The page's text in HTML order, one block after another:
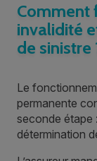
Comment
invalidité
de sinistre
Le
permanente
seconde étape
détermination